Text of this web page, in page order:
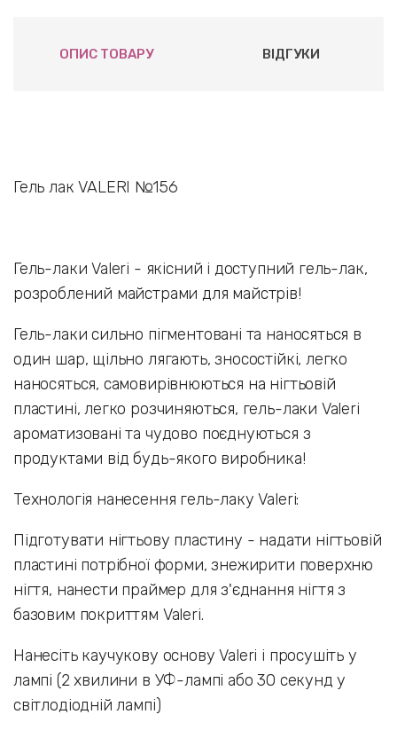
ОПИС ТОВАРУ ВІДГУКИ
Гель лак VALERI №156
Гель-лаки Valeri - якісний і доступний гель-лак,
розроблений майстрами для майстрів!
Гель-лаки сильно пігментовані та наносяться в
один шар, щільно лягають, зносостійкі, легко
наносяться, самовирівнюються на нігтьовій
пластині, легко розчиняються, гель-лаки Valeri
ароматизовані та чудово поєднуються з
продуктами від будь-якого виробника!
Технологія нанесення гель-лаку Valeri:
Підготувати нігтьову пластину - надати нігтьовій
пластині потрібної форми, знежирити поверхню
нігтя, нанести праймер для з'єднання нігтя з
базовим покриттям Valeri.
Нанесіть каучукову основу Valeri і просушіть у
лампі (2 хвилини в УФ-лампі або 30 секунд у
світлодіодній лампі)